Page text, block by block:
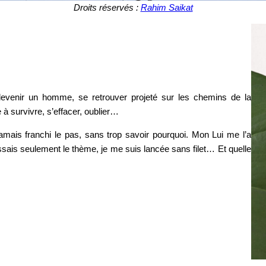
Droits réservés : Rahim Saikat
un homme, se retrouver projeté sur les chemins de la
à survivre, s’effacer, oublier…
franchi le pas, sans trop savoir pourquoi. Mon Lui me l’a
seulement le thème, je me suis lancée sans filet… Et quelle